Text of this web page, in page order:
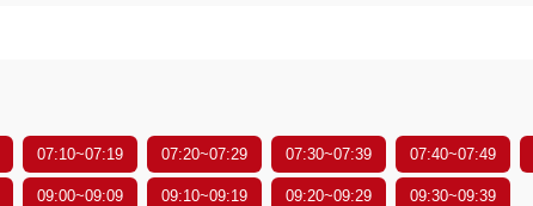
07:10~07:19 07:20~07:29 07:30~07:39 07:40~07:49
09:00~09:09 09:10~09:19 09:20~09:29 09:30~09:39